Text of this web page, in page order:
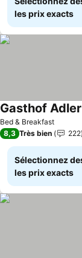
les prix exacts
Bed & Breakfast
Gasthof Adler
8,3 Très bien 222
Sélectionnez
les prix exacts